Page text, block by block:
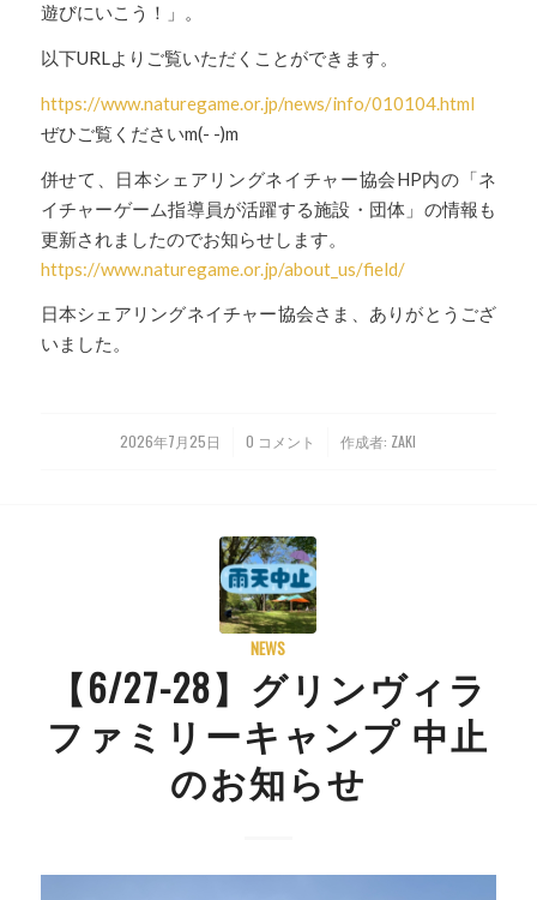
遊びにいこう！」。
以下URLよりご覧いただくことができます。
https://www.naturegame.or.jp/news/info/010104.html
ぜひご覧くださいm(- -)m
併せて、日本シェアリングネイチャー協会HP内の「ネ
イチャーゲーム指導員が活躍する施設・団体」の情報も
更新されましたのでお知らせします。
https://www.naturegame.or.jp/about_us/field/
日本シェアリングネイチャー協会さま、ありがとうござ
いました。
2026年7月25日
/ 0 コメント
/ 作成者: ZAKI
NEWS
【6/27-28】グリンヴィラ
ファミリーキャンプ 中止
のお知らせ